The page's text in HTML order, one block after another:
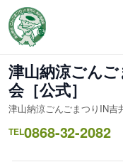
容
を
ス
キ
ッ
プ
津山納涼ごん
会［公式］
津山納涼ごんごまつりIN吉
TEL0868-32-2082